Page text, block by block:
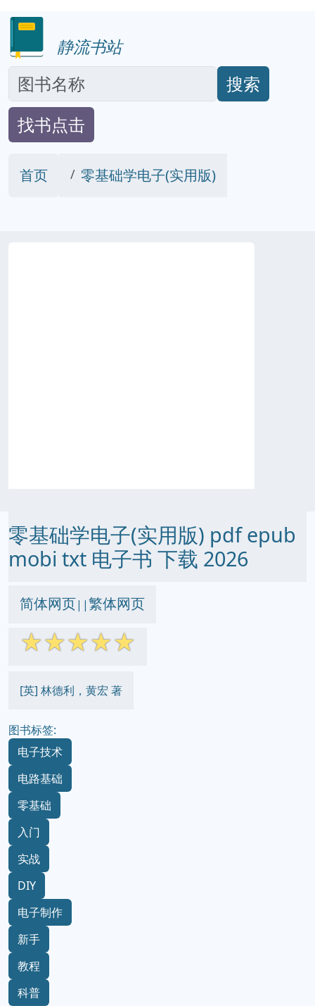
静流书站
搜索
找书点击
首页 零基础学电子(实用版)
零基础学电子(实用版) pdf epub
mobi txt 电子书 下载 2026
简体网页||繁体网页
☆☆☆☆☆
[英] 林德利，黄宏 著
图书标签:
电子技术
电路基础
零基础
入门
实战
DIY
电子制作
新手
教程
科普